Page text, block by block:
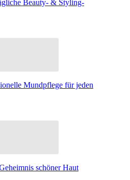
Beauty- & Styling-
Mundpflege für jeden
schöner Haut